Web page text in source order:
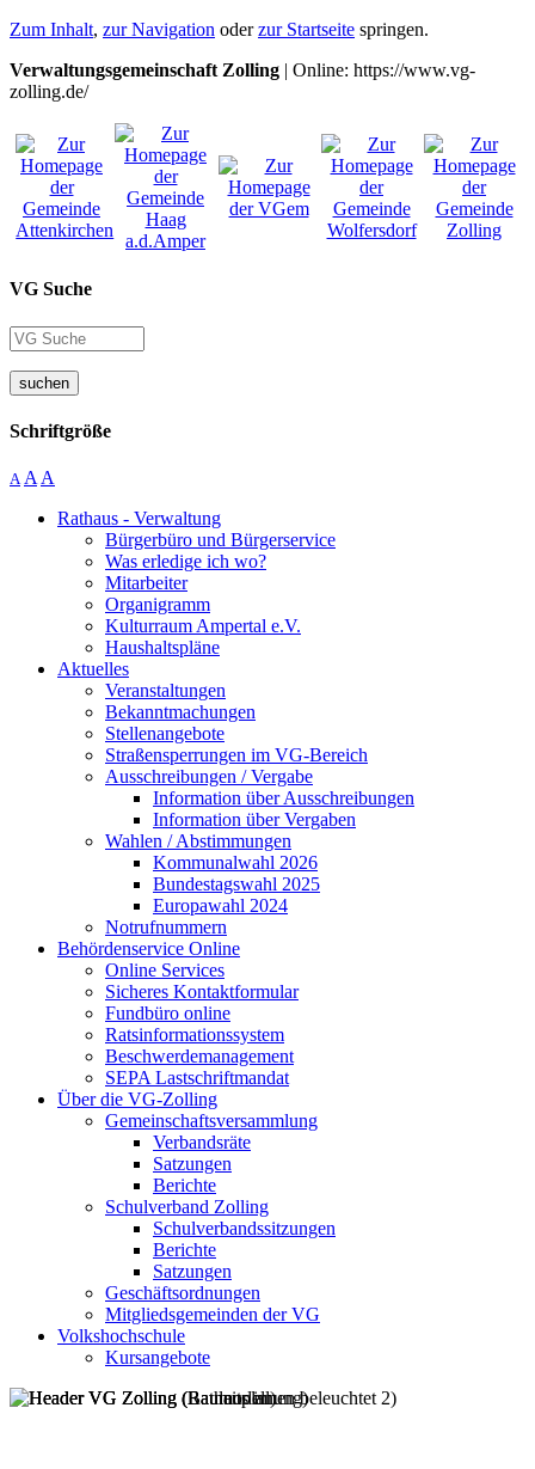
Zum Inhalt, zur Navigation oderzur Startseite springen.
Verwaltungsgemeinschaft Zolling | Online: https://www.vg-
zolling.de/
VG Suche
suchen
Schriftgröße
A A A
Rathaus - Verwaltung
Bürgerbüro und Bürgerservice
Was erledige ich wo?
Mitarbeiter
Organigramm
Kulturraum Ampertal e.V.
Haushaltspläne
Aktuelles
Veranstaltungen
Bekanntmachungen
Stellenangebote
Straßensperrungen im VG-Bereich
Ausschreibungen / Vergabe
Information über Ausschreibungen
Information über Vergaben
Wahlen / Abstimmungen
Kommunalwahl 2026
Bundestagswahl 2025
Europawahl 2024
Notrufnummern
Behördenservice Online
Online Services
Sicheres Kontaktformular
Fundbüro online
Ratsinformationssystem
Beschwerdemanagement
SEPA Lastschriftmandat
Über die VG-Zolling
Gemeinschaftsversammlung
Verbandsräte
Satzungen
Berichte
Schulverband Zolling
Schulverbandssitzungen
Berichte
Satzungen
Geschäftsordnungen
Mitgliedsgemeinden der VG
Volkshochschule
Kursangebote